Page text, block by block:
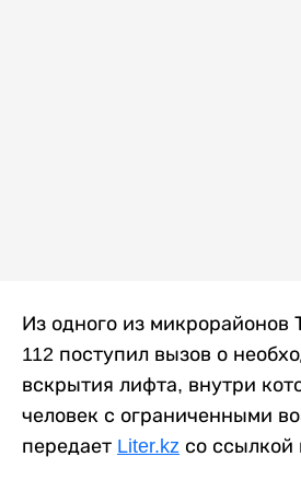
Из одного из микрорайонов
112 поступил вызов о
вскрытия лифта, внутри
человек с ограниченными
передает Liter.kz со